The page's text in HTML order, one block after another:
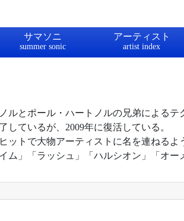
サマソニ アーティスト
ルとポール・ハートノルの兄弟によるテ
しているが、2009年に復活している。
ットで大物アーティストに名を連ねるよ
ム」「ラッシュ」「ハルシオン」「オー